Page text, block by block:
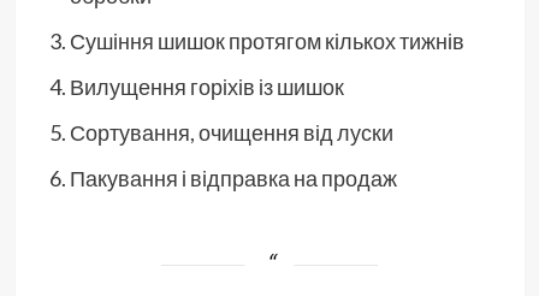
Сушіння шишок протягом кількох тижнів
Вилущення горіхів із шишок
Сортування, очищення від луски
Пакування і відправка на продаж